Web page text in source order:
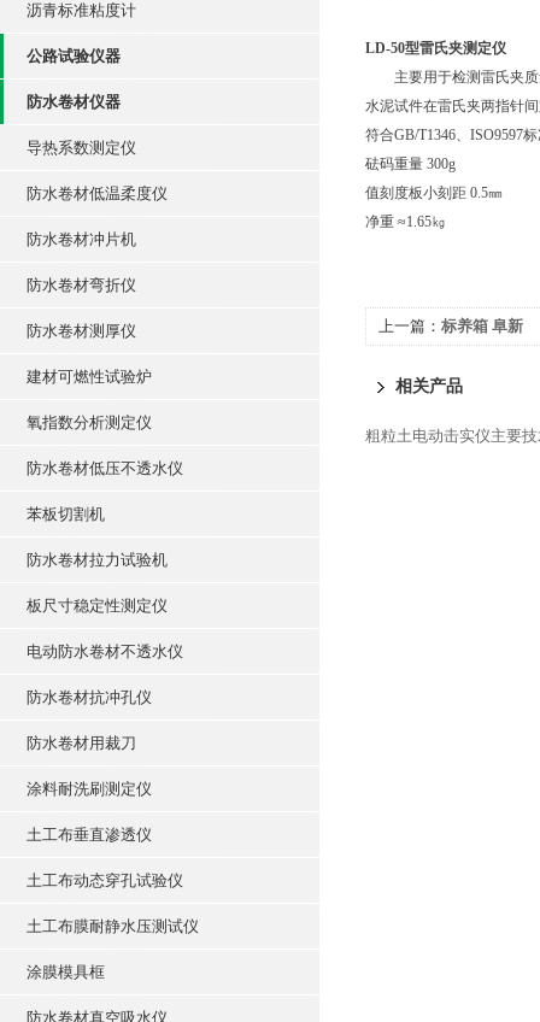
沥青标准粘度计
公路试验仪器
防水卷材仪器
导热系数测定仪
防水卷材低温柔度仪
防水卷材冲片机
防水卷材弯折仪
防水卷材测厚仪
建材可燃性试验炉
氧指数分析测定仪
防水卷材低压不透水仪
苯板切割机
防水卷材拉力试验机
板尺寸稳定性测定仪
电动防水卷材不透水仪
防水卷材抗冲孔仪
防水卷材用裁刀
涂料耐洗刷测定仪
土工布垂直渗透仪
土工布动态穿孔试验仪
土工布膜耐静水压测试仪
涂膜模具框
防水卷材真空吸水仪
LD-50型雷氏夹测定仪
主要用于检测雷氏夹质
水泥试件在雷氏夹两指针
符合GB/T1346、ISO9597
砝码重量 300g
值刻度板小刻距 0.5㎜
净重 ≈1.65㎏
上一篇： 标养箱 阜新
相关产品
粗粒土电动击实仪主要